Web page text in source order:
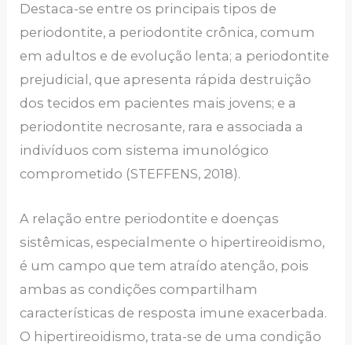
Destaca-se entre os principais tipos de
periodontite, a periodontite crônica, comum
em adultos e de evolução lenta; a periodontite
prejudicial, que apresenta rápida destruição
dos tecidos em pacientes mais jovens; e a
periodontite necrosante, rara e associada a
indivíduos com sistema imunológico
comprometido (STEFFENS, 2018).
A relação entre periodontite e doenças
sistêmicas, especialmente o hipertireoidismo,
é um campo que tem atraído atenção, pois
ambas as condições compartilham
características de resposta imune exacerbada.
O hipertireoidismo, trata-se de uma condição